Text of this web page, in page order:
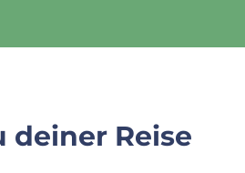
deiner Reise